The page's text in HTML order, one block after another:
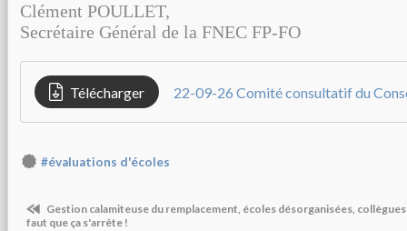
Clément POULLET,
Secrétaire Général de la FNEC FP-FO
Télécharger
#évaluations d'écoles
Gestion calamiteuse du remplacement, écoles désorganisées,
faut que ça s'arrête !